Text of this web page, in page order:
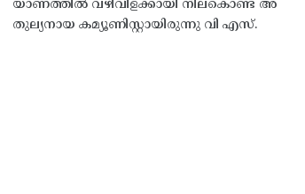
യാണത്തിൽ വഴിവിളക്കായി നിലകൊണ്ട അ
തുല്യനായ കമ്യൂണിസ്റ്റായിരുന്നു വി എസ്.